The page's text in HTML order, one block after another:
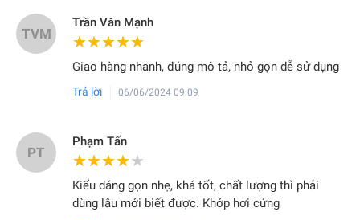
TVM
Trần Văn Mạnh
★★★★★
★★★★★
Giao hàng nhanh, đúng mô tả, nhỏ gọn dễ sử dụng
Trả lời 06/06/2024 09:09
PT
Phạm Tấn
★★★★★
★★★★★
Kiểu dáng gọn nhẹ, khá tốt, chất lượng thì phải
dùng lâu mới biết được. Khớp hơi cứng